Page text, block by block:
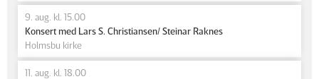
9. aug. kl. 15.00
Konsert med Lars S. Christiansen/ Steinar Raknes
Holmsbu kirke
11. aug. kl. 18.00